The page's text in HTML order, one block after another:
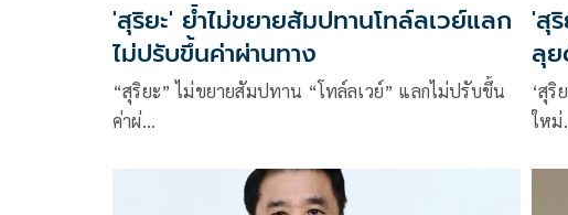
'สุริยะ' ย้ำไม่ขยายสัมปทานโทล์ลเวย์แลก
ไม่ปรับขึ้นค่าผ่านทาง
“สุริยะ” ไม่ขยายสัมปทาน “โทล์ลเวย์” แลกไม่ปรับขึ้น
ค่าผ่…
'สุ
ลุ
‘สุริ
ให